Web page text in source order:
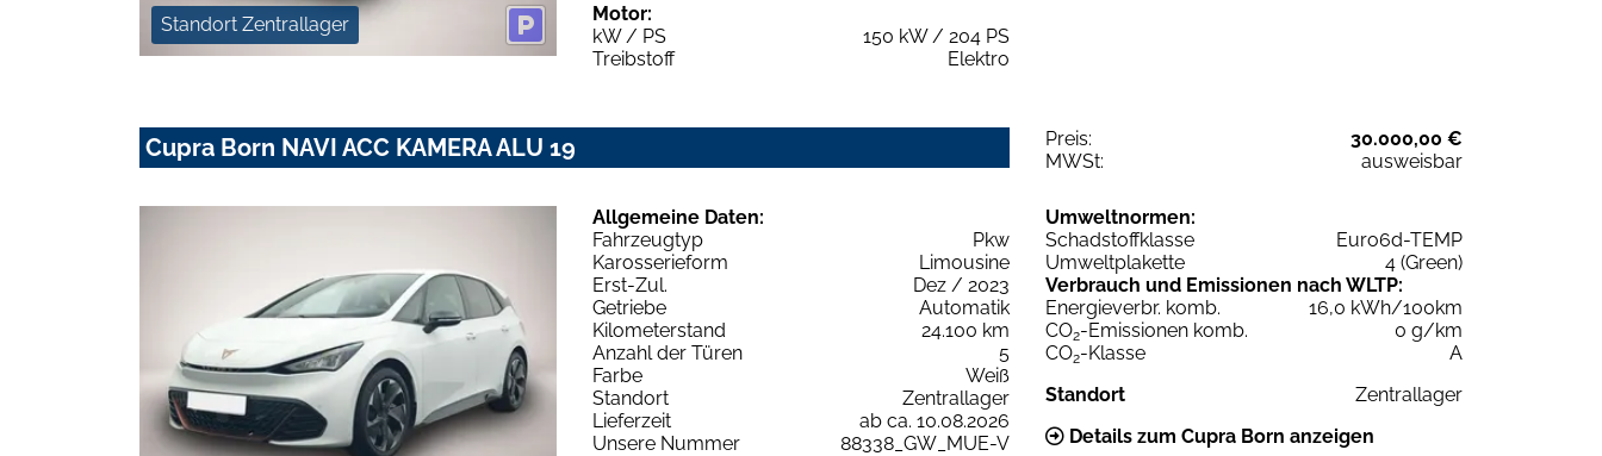
Standort Zentrallager
Motor:
kW / PS
150 kW / 204 PS
Treibstoff
Elektro
Cupra Born NAVI ACC KAMERA ALU 19 Preis:
30.000,00 €
MWSt:
ausweisbar
Allgemeine Daten:
Fahrzeugtyp
Pkw
Karosserieform
Limousine
Erst-Zul.
Dez / 2023
Getriebe
Automatik
Kilometerstand
24.100 km
Anzahl der Türen
5
Farbe
Weiß
Standort
Zentrallager
Lieferzeit
ab ca. 10.08.2026
Unsere Nummer
88338_GW_MUE-V
Umweltnormen:
Schadstoffklasse
Euro6d-TEMP
Umweltplakette
4 (Green)
Verbrauch und Emissionen nach WLTP:
Energieverbr. komb.
16,0 kWh/100km
CO2-Emissionen komb.
0 g/km
CO2-Klasse
A
Standort
Zentrallager
Details zum Cupra Born anzeigen